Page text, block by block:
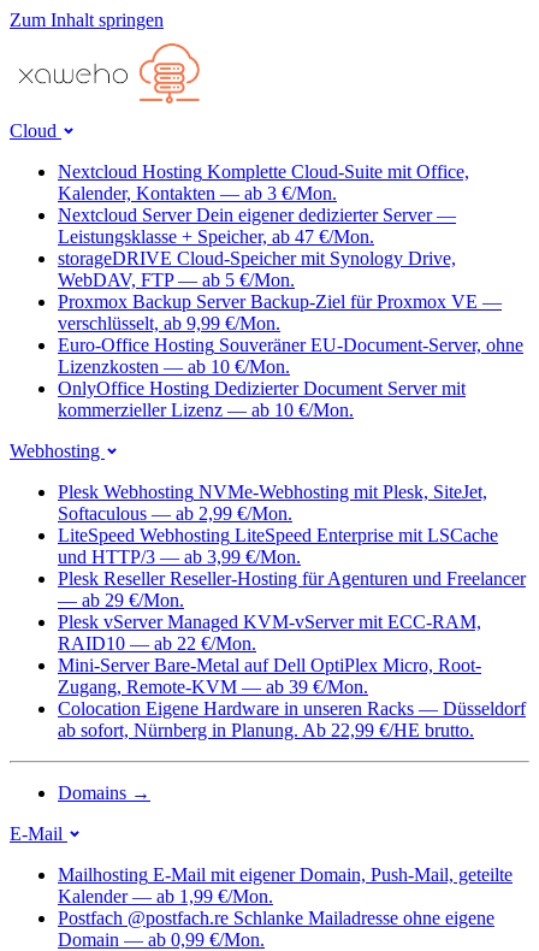
Zum Inhalt springen
Cloud
Nextcloud Hosting Komplette Cloud-Suite mit Office,
Kalender, Kontakten — ab 3 €/Mon.
Nextcloud Server Dein eigener dedizierter Server —
Leistungsklasse + Speicher, ab 47 €/Mon.
storageDRIVE Cloud-Speicher mit Synology Drive,
WebDAV, FTP — ab 5 €/Mon.
Proxmox Backup Server Backup-Ziel für Proxmox VE —
verschlüsselt, ab 9,99 €/Mon.
Euro-Office Hosting Souveräner EU-Document-Server, ohne
Lizenzkosten — ab 10 €/Mon.
OnlyOffice Hosting Dedizierter Document Server mit
kommerzieller Lizenz — ab 10 €/Mon.
Webhosting
Plesk Webhosting NVMe-Webhosting mit Plesk, SiteJet,
Softaculous — ab 2,99 €/Mon.
LiteSpeed Webhosting LiteSpeed Enterprise mit LSCache
und HTTP/3 — ab 3,99 €/Mon.
Plesk Reseller Reseller-Hosting für Agenturen und Freelancer
— ab 29 €/Mon.
Plesk vServer Managed KVM-vServer mit ECC-RAM,
RAID10 — ab 22 €/Mon.
Mini-Server Bare-Metal auf Dell OptiPlex Micro, Root-
Zugang, Remote-KVM — ab 39 €/Mon.
Colocation Eigene Hardware in unseren Racks — Düsseldorf
ab sofort, Nürnberg in Planung. Ab 22,99 €/HE brutto.
Domains →
E-Mail
Mailhosting E-Mail mit eigener Domain, Push-Mail, geteilte
Kalender — ab 1,99 €/Mon.
Postfach @postfach.re Schlanke Mailadresse ohne eigene
Domain — ab 0,99 €/Mon.